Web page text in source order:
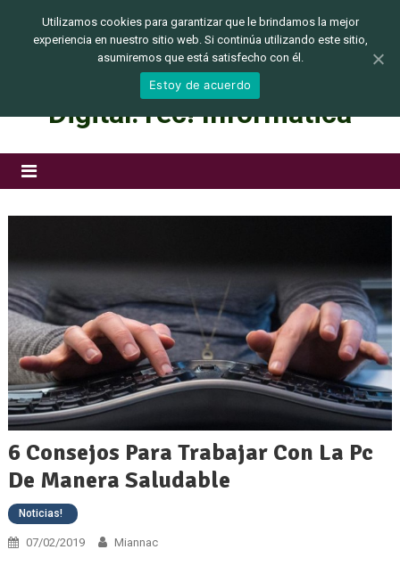
jueves, agosto 06, 2026
Digital.Tec! Informática
6 Consejos Para Trabajar Con La Pc
De Manera Saludable
Noticias!
07/02/2019 Miannac
Utilizamos cookies para garantizar que le brindamos la mejor
experiencia en nuestro sitio web. Si continúa utilizando este sitio,
asumiremos que está satisfecho con él.
Estoy de acuerdo